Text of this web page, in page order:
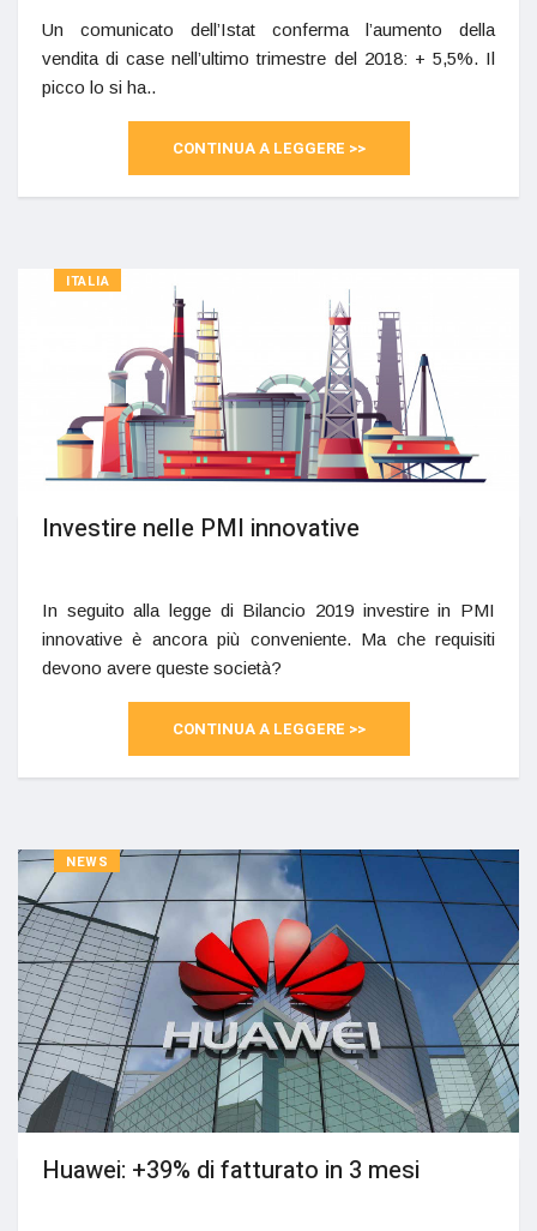
Un comunicato dell’Istat conferma l’aumento della
vendita di case nell’ultimo trimestre del 2018: + 5,5%. Il
picco lo si ha..
CONTINUA A LEGGERE >>
ITALIA
Investire nelle PMI innovative
In seguito alla legge di Bilancio 2019 investire in PMI
innovative è ancora più conveniente. Ma che requisiti
devono avere queste società?
CONTINUA A LEGGERE >>
NEWS
Huawei: +39% di fatturato in 3 mesi